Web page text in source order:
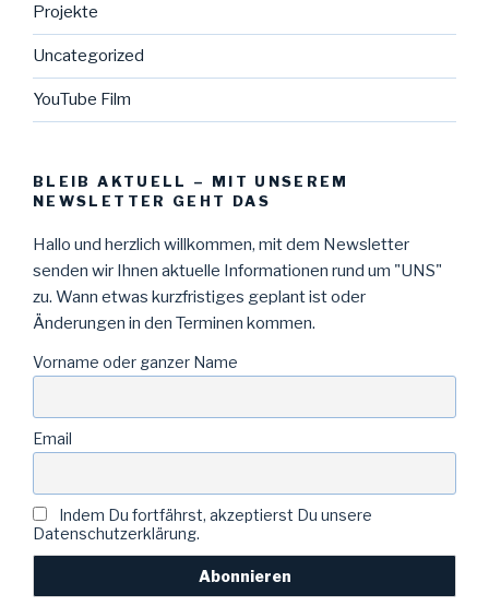
Projekte
Uncategorized
YouTube Film
BLEIB AKTUELL – MIT UNSEREM
NEWSLETTER GEHT DAS
Hallo und herzlich willkommen, mit dem Newsletter
senden wir Ihnen aktuelle Informationen rund um "UNS"
zu. Wann etwas kurzfristiges geplant ist oder
Änderungen in den Terminen kommen.
Vorname oder ganzer Name
Email
Indem Du fortfährst, akzeptierst Du unsere
Datenschutzerklärung.